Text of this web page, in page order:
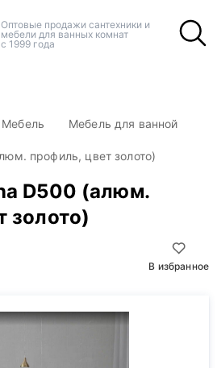
Оптовые продажи сантехники и
мебели для ванных комнат
с 1999 года
Мебель
Мебель для ванной
профиль, цвет золото)
D500 (алюм.
золото)
В избранное